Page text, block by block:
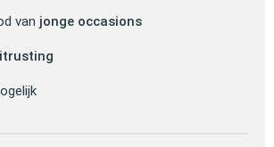
van jonge occasions